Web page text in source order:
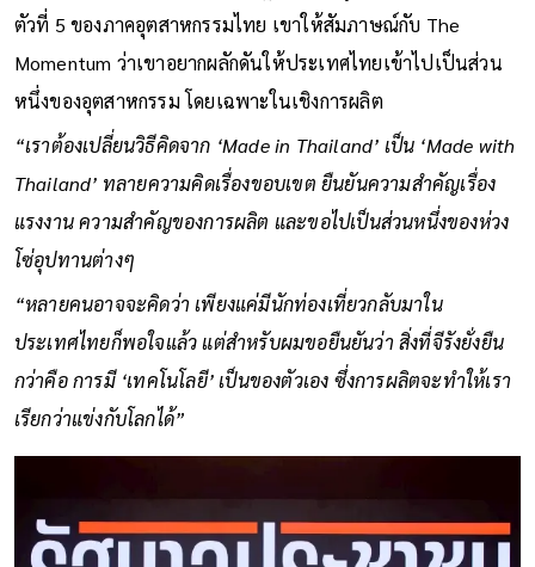
ตัวที่ 5 ของภาคอุตสาหกรรมไทย เขาให้สัมภาษณ์กับ The
Momentum ว่าเขาอยากผลักดันให้ประเทศไทยเข้าไปเป็นส่วน
หนึ่งของอุตสาหกรรม โดยเฉพาะในเชิงการผลิต
“เราต้องเปลี่ยนวิธีคิดจาก ‘Made in Thailand’ เป็น ‘Made with
Thailand’ ทลายความคิดเรื่องขอบเขต ยืนยันความสําคัญเรื่อง
แรงงาน ความสําคัญของการผลิต และขอไปเป็นส่วนหนึ่งของห่วง
โซ่อุปทานต่างๆ
“หลายคนอาจจะคิดว่า เพียงแค่มีนักท่องเที่ยวกลับมาใน
ประเทศไทยก็พอใจแล้ว แต่สําหรับผมขอยืนยันว่า สิ่งที่จีรังยั่งยืน
กว่าคือ การมี ‘เทคโนโลยี’ เป็นของตัวเอง ซึ่งการผลิตจะทําให้เรา
เรียกว่าแข่งกับโลกได้”